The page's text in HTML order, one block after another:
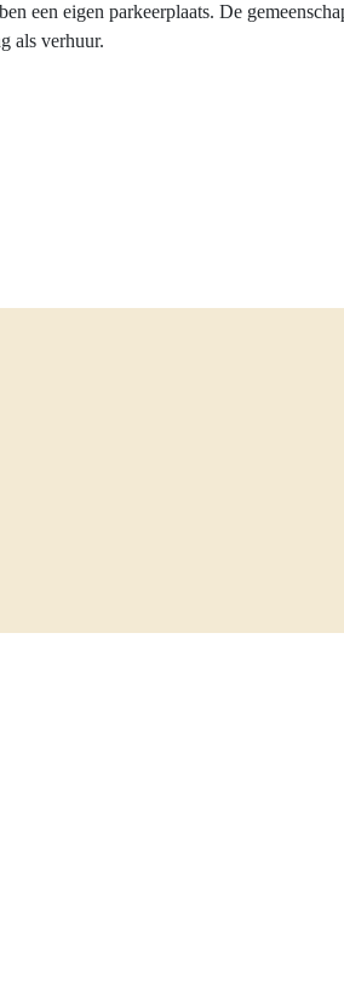
een eigen parkeerplaats. De
als verhuur.